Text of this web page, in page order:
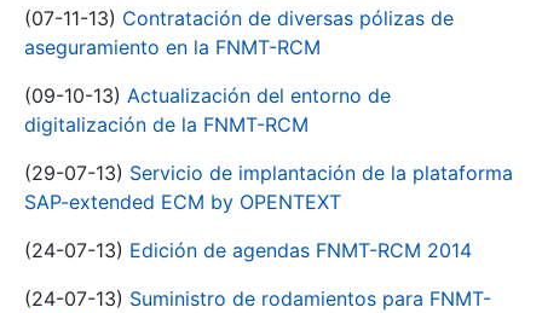
(07-11-13) Contratación de diversas pólizas de
aseguramiento en la FNMT-RCM
(09-10-13) Actualización del entorno de
digitalización de la FNMT-RCM
(29-07-13) Servicio de implantación de la plataforma
SAP-extended ECM by OPENTEXT
(24-07-13) Edición de agendas FNMT-RCM 2014
(24-07-13) Suministro de rodamientos para FNMT-